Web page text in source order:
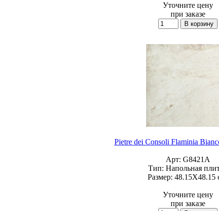
Уточните цену
при заказе
Pietre dei Consoli Flaminia
Арт: G8421A
Тип: Напольная
Размер: 48.15X48.15
Уточните цену
при заказе